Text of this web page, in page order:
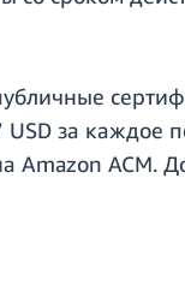
за каждое
Amazon ACM.